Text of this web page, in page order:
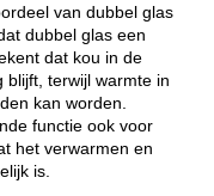
van dubbel glas
dubbel glas een
dat kou in de
blijft, terwijl warmte in
kan worden.
functie ook voor
het verwarmen en
is.